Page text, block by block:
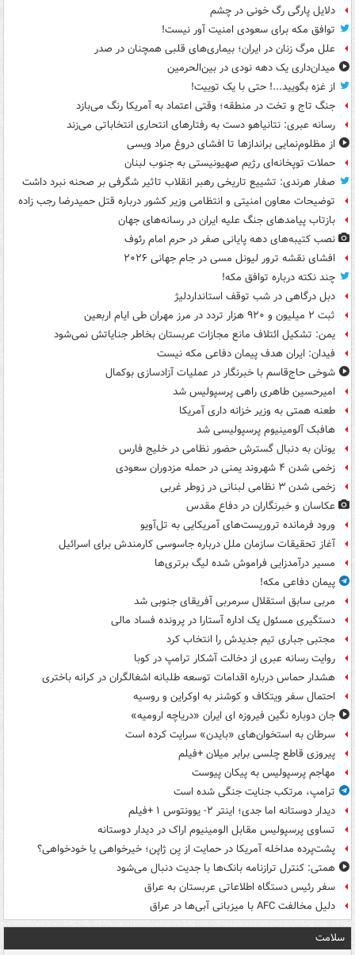
دلایل پارگی رگ خونی در چشم
توافق مکه برای سعودی امنیت آور نیست!
علل مرگ زنان در ایران؛ بیماری‌های قلبی همچنان در صدر
میدان‌داری یک دهه نودی در بین‌الحرمین
از غزه بگویید...! حتی با یک توییت!
جنگ تاج و تخت در منطقه؛ وقتی اعتماد به آمریکا رنگ می‌بازد
رسانه عبری: نتانیاهو دست به رفتارهای انتحاری انتخاباتی می‌زند
از مظلوم‌نمایی براندازها تا افشای دروغ مراد ویسی
حملات توپخانه‌ای رژیم صهیونیستی به جنوب لبنان
صفار هرندی: تشییع تاریخی رهبر انقلاب تاثیر شگرفی بر صحنه نبرد داشت
توضیحات معاون امنیتی و انتظامی وزیر کشور درباره قتل حمیدرضا رجب زاده
بازتاب پیامدهای جنگ علیه ایران در رسانه‌های جهان
نصب کتیبه‌های دهه پایانی صفر در حرم امام رئوف
افشای نقشه ترور لیونل مسی در جام جهانی ۲۰۲۶
چند نکته درباره توافق مکه!
دبل درگاهی در شب توقف استانداردلیژ
ثبت ۲ میلیون و ۹۲۰ هزار تردد در مرز مهران طی ایام اربعین
یمن: تشکیل ائتلاف مانع مجازات عربستان بخاطر جنایاتش نمی‌شود
فیدان: ایران هدف پیمان دفاعی مکه نیست
شوخی حاج‌قاسم با خبرنگار در عملیات آزادسازی بوکمال
امیرحسین طاهری راهی پرسپولیس شد
طعنه همتی به وزیر خزانه داری آمریکا
هافبک آلومینیوم پرسپولیسی شد
یونان به دنبال گسترش حضور نظامی در خلیج فارس
زخمی شدن ۴ شهروند یمنی در حمله مزدوران سعودی
زخمی شدن ۳ نظامی لبنانی در زوطر غربی
عکاسان و خبرنگاران در دفاع مقدس
ورود فرمانده تروریست‌های آمریکایی به تل‌آویو
آغاز تحقیقات سازمان ملل درباره جاسوسی کارمندش برای اسرائیل
مسیر درآمدزایی فراموش شده لیگ برتری‌ها
پیمان دفاعی مکه!
مربی سابق استقلال سرمربی آفریقای جنوبی شد
دستگیری مسئول یک اداره آستارا در پرونده فساد مالی
مجتبی جباری تیم جدیدش را انتخاب کرد
روایت رسانه عبری از دخالت آشکار ترامپ در کوبا
هشدار حماس درباره اقدامات توسعه طلبانه اشغالگران در کرانه باختری
احتمال سفر ویتکاف و کوشنر به اوکراین و روسیه
جان دوباره نگین فیروزه ای ایران «دریاچه ارومیه»
سرطان به استخوان‌های «بایدن» سرایت کرده است
پیروزی قاطع چلسی برابر میلان +فیلم
مهاجم پرسپولیس به پیکان پیوست
ترامپ، مرتکب جنایت جنگی شده است
دیدار دوستانه اما جدی؛ اینتر ۲- یوونتوس ۱ +فیلم
تساوی پرسپولیس مقابل الومینیوم اراک در دیدار دوستانه
پشت‌پرده مداخله آمریکا در حمایت از یِن ژاپن؛ خیرخواهی یا خودخواهی؟
همتی: کنترل ترازنامه بانک‌ها با جدیت دنبال می‌شود
سفر رئیس دستگاه اطلاعاتی عربستان به عراق
دلیل مخالفت AFC با میزبانی آبی‌ها در عراق
سلامت